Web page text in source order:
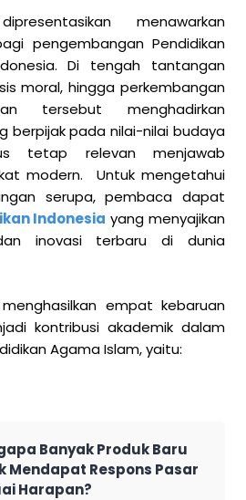
menawarkan
pengembangan Pendidikan
Di tengah tantangan
moral, hingga perkembangan
tersebut menghadirkan
berpijak pada nilai-nilai budaya
tetap relevan menjawab
modern. Untuk mengetahui
serupa, pembaca dapat
Indonesia yang menyajikan
inovasi terbaru di dunia
empat kebaruan
kontribusi akademik dalam
Agama Islam, yaitu:
Banyak Produk Baru
Mendapat Respons Pasar
Harapan?